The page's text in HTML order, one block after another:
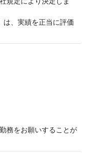
は、実績を正当に評価
務をお願いすることが